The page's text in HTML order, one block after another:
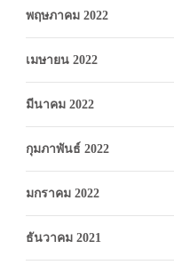
พฤษภาคม 2022
เมษายน 2022
มีนาคม 2022
กุมภาพันธ์ 2022
มกราคม 2022
ธันวาคม 2021